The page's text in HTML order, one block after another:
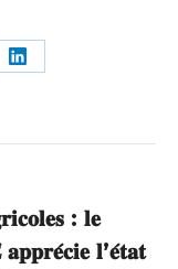
Partager
LinkedIn
: 𝐥𝐞
𝐥’𝐞́𝐭𝐚𝐭